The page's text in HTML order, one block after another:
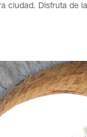
ciudad. Disfruta de